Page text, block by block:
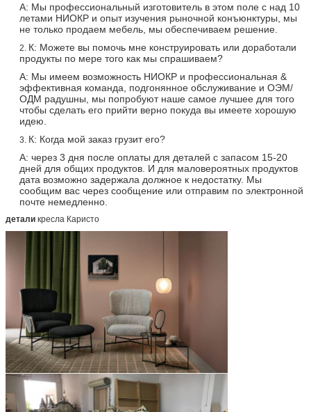
А: Мы профессиональный изготовитель в этом поле с над 10
летами НИОКР и опыт изучения рыночной конъюнктуры, мы
не только продаем мебель, мы обеспечиваем решение.
2. К: Можете вы помочь мне конструировать или доработали
продукты по мере того как мы спрашиваем?
А: Мы имеем возможность НИОКР и профессиональная &
эффективная команда, подгонянное обслуживание и ОЭМ/
ОДМ радушны, мы попробуют наше самое лучшее для того
чтобы сделать его прийти верно покуда вы имеете хорошую
идею.
3. К: Когда мой заказ грузит его?
А: через 3 дня после оплаты для деталей с запасом 15-20
дней для общих продуктов. И для маловероятных продуктов
дата возможно задержала должное к недостатку. Мы
сообщим вас через сообщение или отправим по электронной
почте немедленно.
детали кресла Каристо